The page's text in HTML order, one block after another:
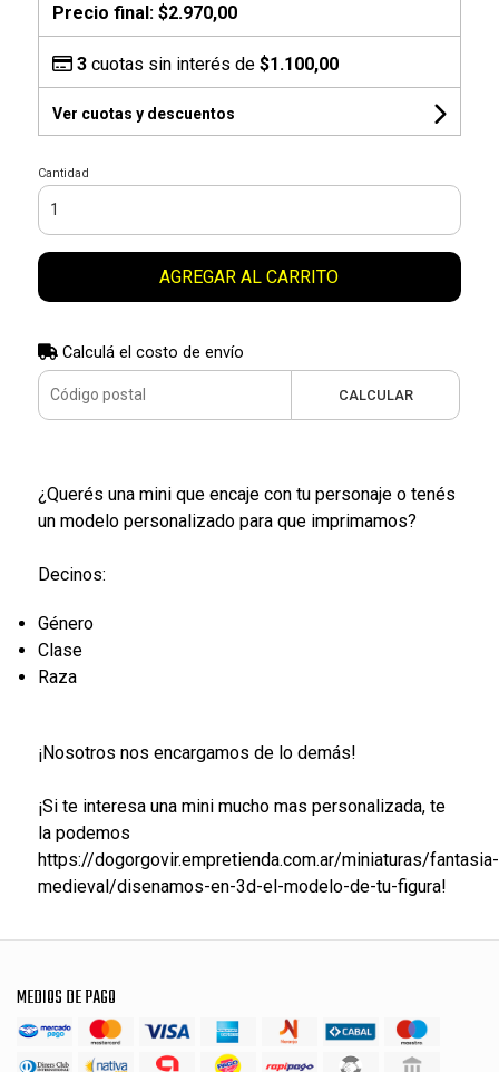
Precio final: $2.970,00
3cuotas sin interés de $1.100,00
Ver cuotas y descuentos
Cantidad
AGREGAR AL CARRITO
Calculá el costo de envío
CALCULAR
¿Querés una mini que encaje con tu personaje o tenés
un modelo personalizado para que imprimamos?
Decinos:
Género
Clase
Raza
¡Nosotros nos encargamos de lo demás!
¡Si te interesa una mini mucho mas personalizada, te
la podemos
https://dogorgovir.empretienda.com.ar/miniaturas/fantasia-
medieval/disenamos-en-3d-el-modelo-de-tu-figura!
MEDIOS DE PAGO